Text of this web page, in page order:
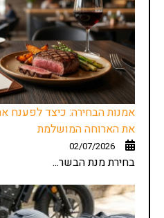
אמנות הבחירה: כיצד לפענח
את הארוחה המושלמת
02/07/2026
בחירת מנת הבשר...